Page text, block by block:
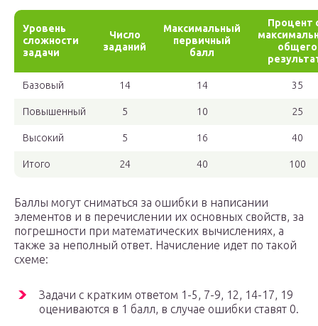
Уровень
сложности
задачи
Число
заданий
Максимальный
первичный
балл
Процент
общего
Базовый 14 14 35
Повышенный 5 10 25
Высокий 5 16 40
Итого 24 40 100
Баллы могут сниматься за ошибки в написании
элементов и в перечислении их основных свойств, за
погрешности при математических вычислениях, а
также за неполный ответ. Начисление идет по такой
схеме:
Задачи с кратким ответом 1-5, 7-9, 12, 14-17, 19
оцениваются в 1 балл, в случае ошибки ставят 0.